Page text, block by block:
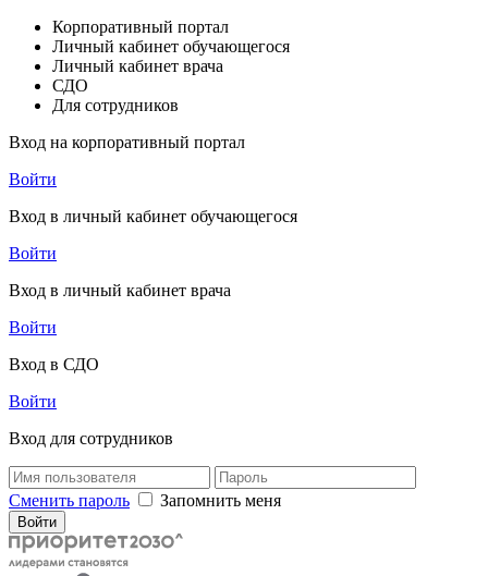
Корпоративный портал
Личный кабинет обучающегося
Личный кабинет врача
СДО
Для сотрудников
Вход на корпоративный портал
Войти
Вход в личный кабинет обучающегося
Войти
Вход в личный кабинет врача
Войти
Вход в СДО
Войти
Вход для сотрудников
Сменить пароль Запомнить меня